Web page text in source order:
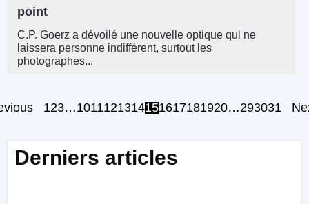
point
C.P. Goerz a dévoilé une nouvelle optique qui ne
laissera personne indifférent, surtout les
photographes...
123…1011121314151617181920…293031
Derniers articles